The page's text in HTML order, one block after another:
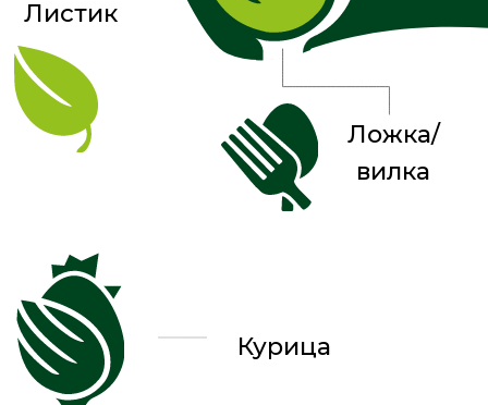
логотип
В основу знака заложено сразу
несколько смысловых образов:
элементы герба Усть-Лабинска как
отсылка к региональной
идентичности, ложка как символ
питания, курица и яйцо как
источник натуральных продуктов,
лист как знак экологичности и
визуальная связь с айдентикой
других брендов холдинга.